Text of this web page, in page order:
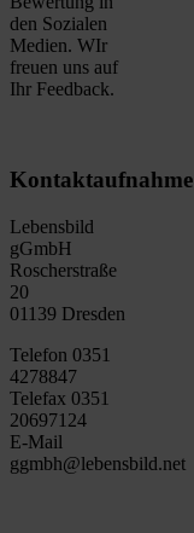
den Sozialen
Medien. WIr
freuen uns auf
Ihr Feedback.
Kontaktaufnahme
Lebensbild
gGmbH
Roscherstraße
20
01139 Dresden
Telefon 0351
4278847
Telefax 0351
20697124
E-Mail
ggmbh@lebensbild.net